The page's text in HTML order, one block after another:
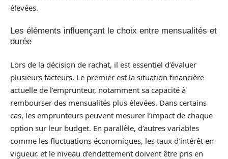
élevées.
Les éléments influençant le choix entre mensualités et
durée
Lors de la décision de rachat, il est essentiel d’évaluer
plusieurs facteurs. Le premier est la situation financière
actuelle de l’emprunteur, notamment sa capacité à
rembourser des mensualités plus élevées. Dans certains
cas, les emprunteurs peuvent mesurer l’impact de chaque
option sur leur budget. En parallèle, d’autres variables
comme les fluctuations économiques, les taux d’intérêt en
vigueur, et le niveau d’endettement doivent être pris en